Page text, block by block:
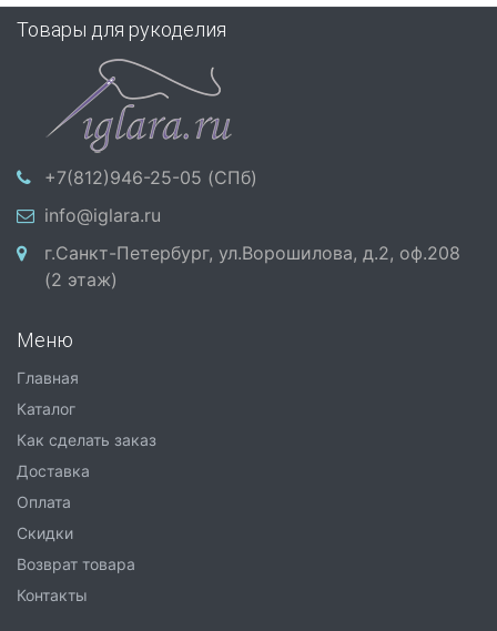
Товары для рукоделия
+7(812)946-25-05 (СПб)
info@iglara.ru
г.Санкт-Петербург, ул.Ворошилова, д.2, оф.208
(2 этаж)
Меню
Главная
Каталог
Как сделать заказ
Доставка
Оплата
Скидки
Возврат товара
Контакты